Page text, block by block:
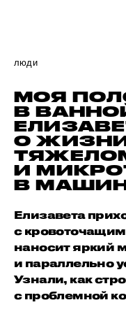
люди
МОЯ
В
О ЖИЗНИ
И
В
Елизавета
с
наносит яркий
и параллельно
Узнали, как
с проблемной